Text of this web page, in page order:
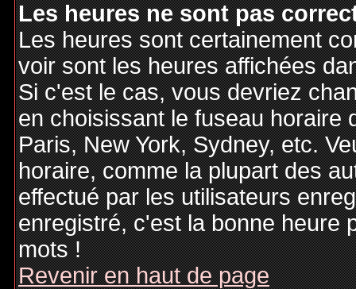
Les heures ne sont pas
Les heures sont certainement
voir sont les heures affichées
Si c'est le cas, vous devriez
en choisissant le fuseau horaire
Paris, New York, Sydney, etc.
horaire, comme la plupart des
effectué par les utilisateurs
enregistré, c'est la bonne heure
mots !
Revenir en haut de page